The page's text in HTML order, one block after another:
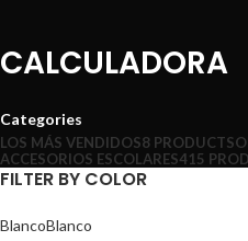
CALCULADORA
Categories
LOS MÁS VENDIDOS8 PRODUCTS
ACCESORIOS ESCOLARES415
FILTER BY COLOR
BlancoBlanco